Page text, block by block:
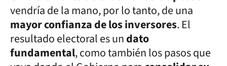
vendría de la mano, por lo tanto, de una
mayor confianza de los inversores. El
resultado electoral es undato
fundamental, como también los pasos que